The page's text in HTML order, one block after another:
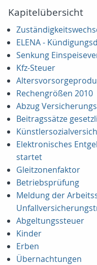
Kapitelübersicht
ELENA -
Senkung
Kfz-Steuer
Rechengrößen 2010
Abzug
Beitragssätze
Elektronisches
startet
Gleitzonenfaktor
Betriebsprüfung
Meldung der
Abgeltungssteuer
Kinder
Erben
Übernachtungen